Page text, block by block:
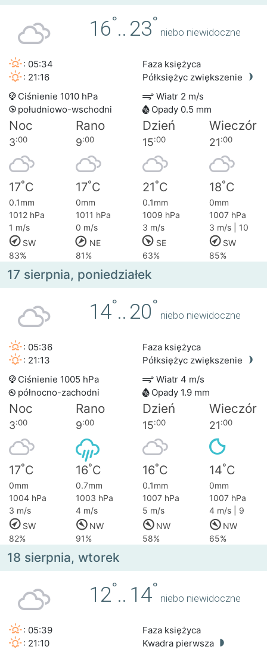
16°.. 23°
niebo niewidoczne
: 05:34
: 21:16
Faza księżyca
Półksiężyc zwiększenie
Ciśnienie 1010 hPa
Wiatr 2 m/s
południowo-wschodni
Opady 0.5 mm
Noc Rano Dzień Wieczór
3:00 9:00 15:00 21:00
17°C 17°C 21°C 18°C
0.1mm 0mm 0.1mm
0mm
1012 hPa
1011 hPa 1009 hPa
1007 hPa
1 m/s
0 m/s 3 m/s
3 m/s | 10
SW
NE SE
SW
83%
81% 63% 85%
17 sierpnia, poniedziałek
14°.. 20°
niebo niewidoczne
: 05:36
: 21:13
Faza księżyca
Półksiężyc zwiększenie
Ciśnienie 1005 hPa
Wiatr 4 m/s
północno-zachodni
Opady 1.9 mm
Noc Rano Dzień Wieczór
3:00 9:00 15:00 21:00
17°C 16°C 16°C 14°C
0mm 0.7mm 0.1mm
0mm
1004 hPa
1003 hPa 1007 hPa
1007 hPa
3 m/s
4 m/s 5 m/s
4 m/s | 9
SW
NW NW
NW
82%
91% 58% 65%
18 sierpnia, wtorek
12°.. 14°
niebo niewidoczne
: 05:39
: 21:10
Faza księżyca
Kwadra pierwsza